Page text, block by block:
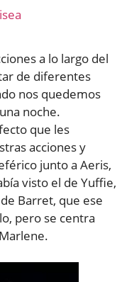
a lo largo del
de diferentes
nos quedemos
noche.
que les
acciones y
junto a Aeris,
visto el de Yuffie,
Barret, que ese
pero se centra